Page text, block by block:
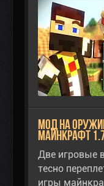
Мод на
Майнкрафт
Две игровые
тесно
игры